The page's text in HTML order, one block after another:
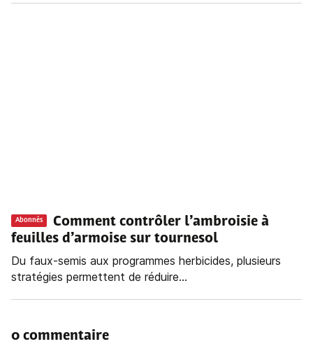
Abonnés
Comment contrôler l’ambroisie à
feuilles d’armoise sur tournesol
Du faux-semis aux programmes herbicides, plusieurs
stratégies permettent de réduire...
0 commentaire